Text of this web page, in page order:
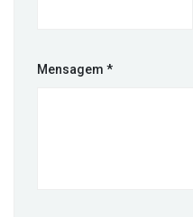
Mensagem *